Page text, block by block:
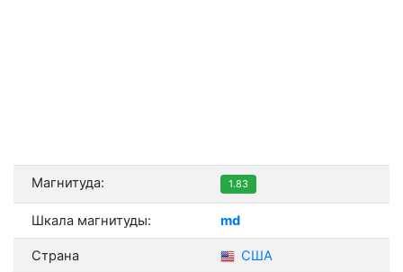
Магнитуда: 1.83
Шкала магнитуды: md
Страна США